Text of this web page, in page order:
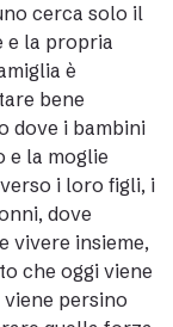
cerca solo il
e la propria
è
bene
dove i bambini
e la moglie
i loro figli, i
dove
vivere insieme,
che oggi viene
persino